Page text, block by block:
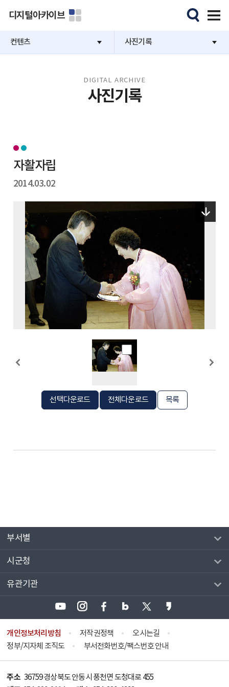
디지털아카이브
컨텐츠 사진기록
DIGITAL ARCHIVE
사진기록
자활자립
2014.03.02
선택다운로드 전체다운로드 목록
부서별
시군청
유관기관
개인정보처리방침 저작권정책
오시는길
정부/지자체 조직도
부서전화번호/팩스번호 안내
주소 36759 경상북도 안동시 풍천면 도청대로 455